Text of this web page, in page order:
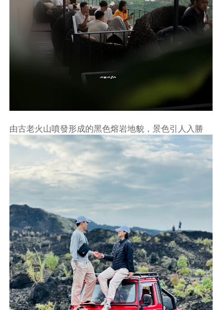
由古老火山噴發形成的黑色熔岩地貌，景色引人入勝